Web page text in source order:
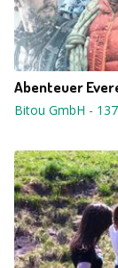
Abenteuer
Bitou GmbH -